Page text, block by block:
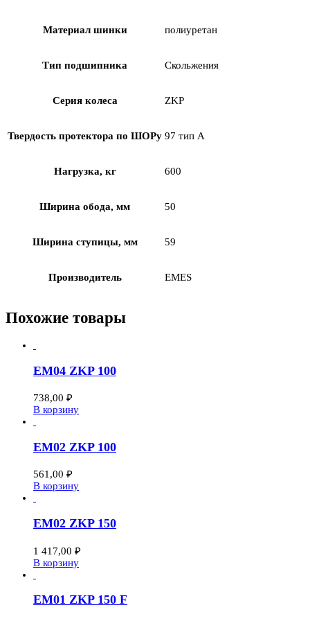
Материал шинки полиуретан
Тип подшипника Скольжения
Серия колеса ZKP
Твердость протектора по ШОРу 97 тип А
Нагрузка, кг 600
Ширина обода, мм 50
Ширина ступицы, мм 59
Производитель EMES
Похожие товары
EM04 ZKP 100
738,00 ₽
В корзину
EM02 ZKP 100
561,00 ₽
В корзину
EM02 ZKP 150
1 417,00 ₽
В корзину
EM01 ZKP 150 F